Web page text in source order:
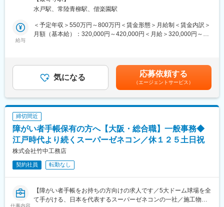
【1840年創業／売上高1兆超え／歴史と技術の鹿島建設】
館建築の鹿島」と呼ばれるほか、その後明治・大正・昭和と時代
毎に「鉄道の鹿島」「ダムの鹿島」と大きな実績を残しながら、
【◇これからの100年をつくる／自動化・ＩＣＴ導入】
建築工事に関わるあらゆる生産プロセスの変革を推進し、生産性
向上を目指す「鹿島スマート生産ビジョン」を策定。ICTを活用し
たロボット技術の開発や自動化施工のため技術開発を行っていま
す。
建設機械が自動運転を行う次世代の建設生産システムを世界では
じめてダム現場で実現致しました。
また、協力会社からの信用も高く、協力会社がいてこその現場で
あるという考えが有り「鹿島の社員は紳士的で面倒見が良い」と
よくいわれています。
変更の範囲：会社の定める業務
■業務内容：
同社の事務系総合職が担当する現場事務業務全般の補助をお任せ
いたします。
総務、労務管理、経理などの事務業務を担当していただきます。
入社後は上長がOJTにて指導しますので、当初から単独で対応さ
■業務詳細：
・建設現場事務所・宿舎設置
・近隣渉外対応（状況調査、近隣説明資料作成、個別訪問 等）
・現場管理費の予算作成、実績管理
・経理精算対応
・工事契約内容の確認業務
・工事費他の支払、決算業務
・社有車による管轄現場事務所の巡回
■募集背景：
◇こんな方にお勧めです◇
・建設業界での事務経験を生かして働きたい方
水戸駅、常陸青柳駅、偕楽園駅
給与
＜予定年収＞550万円～800万円＜賃金形態＞月給制＜賃金内訳＞
月額（基本給）：320,000円～420,000円＜月給＞320,000円～
ません。■昇給：年1回■賞与：年2回（6月・12月）賃金はあくま
でも目安の金額であり、選考を通じて上下する可能性がありま
す。月給(月額)は固定手当を含めた表記です。
気になる 応募依頼する
（エージェントサービス）
締切間近
障がい者手帳保有の方へ【大阪・総合職】一般事務◆
江戸時代より続くスーパーゼネコン／休１２５土日祝
株式会社竹中工務店
契約社員 転勤なし
仕事内容
【障がい者手帳をお持ちの方向けの求人です／5大ドーム球場を全
て手がける、日本を代表するスーパーゼネコンの一社／施工物件